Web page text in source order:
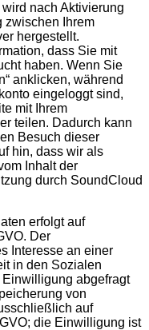
nach Aktivierung
zwischen Ihrem
hergestellt.
dass Sie mit
haben. Wenn Sie
anklicken, während
eingeloggt sind,
mit Ihrem
teilen. Dadurch kann
Besuch dieser
hin, dass wir als
Inhalt der
durch SoundCloud
erfolgt auf
Der
Interesse an einer
in den Sozialen
abgefragt
von
auf
die Einwilligung ist